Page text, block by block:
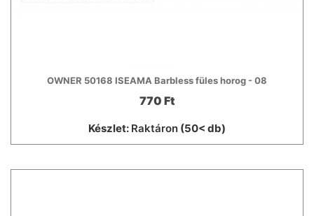
OWNER 50168 ISEAMA Barbless füles horog - 08
770 Ft
Készlet: Raktáron (50< db)